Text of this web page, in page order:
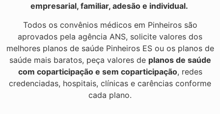
empresarial, familiar, adesão e individual.
Todos os convênios médicos em Pinheiros são
aprovados pela agência ANS, solicite valores dos
melhores planos de saúde Pinheiros ES ou os planos de
saúde mais baratos, peça valores de planos de saúde
com coparticipação e sem coparticipação, redes
credenciadas, hospitais, clínicas e carências conforme
cada plano.